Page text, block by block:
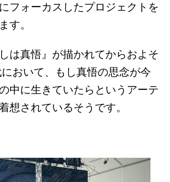
フォーカスしたプロジェクトを
す。
は真悟』が描かれてからおよそ
おいて、もし真悟の思念が今
中に生きていたらというアーテ
想されているそうです。